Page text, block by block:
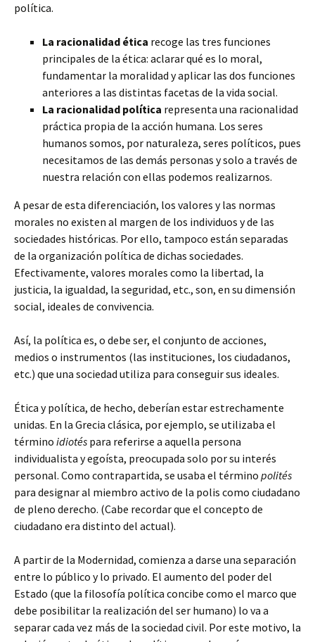
política.
La racionalidad ética recoge las tres funciones
principales de la ética: aclarar qué es lo moral,
fundamentar la moralidad y aplicar las dos funciones
anteriores a las distintas facetas de la vida social.
La racionalidad política representa una racionalidad
práctica propia de la acción humana. Los seres
humanos somos, por naturaleza, seres políticos, pues
necesitamos de las demás personas y solo a través de
nuestra relación con ellas podemos realizarnos.
A pesar de esta diferenciación, los valores y las normas
morales no existen al margen de los individuos y de las
sociedades históricas. Por ello, tampoco están separadas
de la organización política de dichas sociedades.
Efectivamente, valores morales como la libertad, la
justicia, la igualdad, la seguridad, etc., son, en su dimensión
social, ideales de convivencia.
Así, la política es, o debe ser, el conjunto de acciones,
medios o instrumentos (las instituciones, los ciudadanos,
etc.) que una sociedad utiliza para conseguir sus ideales.
Ética y política, de hecho, deberían estar estrechamente
unidas. En la Grecia clásica, por ejemplo, se utilizaba el
término idiotés para referirse a aquella persona
individualista y egoísta, preocupada solo por su interés
personal. Como contrapartida, se usaba el término polités
para designar al miembro activo de la polis como ciudadano
de pleno derecho. (Cabe recordar que el concepto de
ciudadano era distinto del actual).
A partir de la Modernidad, comienza a darse una separación
entre lo público y lo privado. El aumento del poder del
Estado (que la filosofía política concibe como el marco que
debe posibilitar la realización del ser humano) lo va a
separar cada vez más de la sociedad civil. Por este motivo, la